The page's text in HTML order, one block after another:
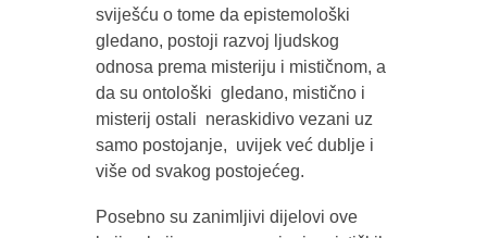
sviješću o tome da epistemološki
gledano, postoji razvoj ljudskog
odnosa prema misteriju i mističnom, a
da su ontološki gledano, mistično i
misterij ostali neraskidivo vezani uz
samo postojanje, uvijek već dublje i
više od svakog postojećeg.
Posebno su zanimljivi dijelovi ove